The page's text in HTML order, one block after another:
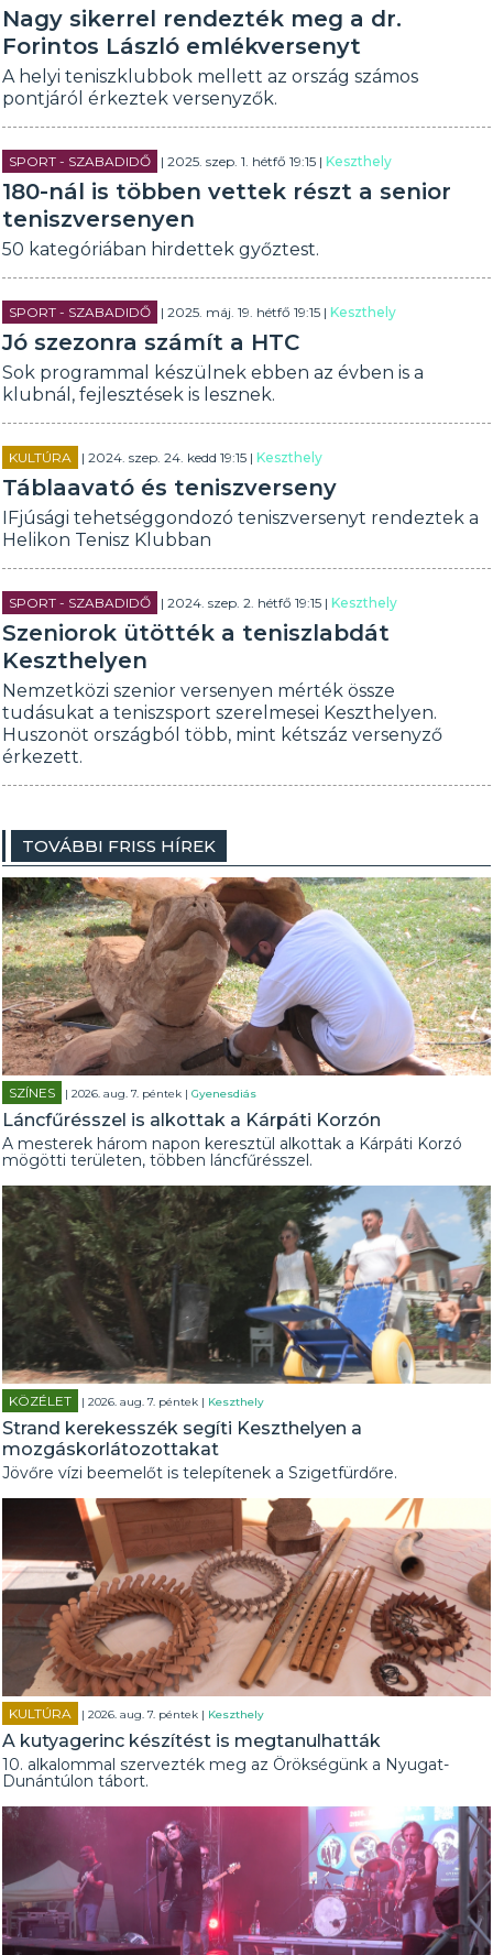
Nagy sikerrel rendezték meg a dr.
Forintos László emlékversenyt
A helyi teniszklubbok mellett az ország számos
pontjáról érkeztek versenyzők.
SPORT - SZABADIDŐ | 2025. szep. 1. hétfő 19:15 |Keszthely
180-nál is többen vettek részt a senior
teniszversenyen
50 kategóriában hirdettek győztest.
SPORT - SZABADIDŐ | 2025. máj. 19. hétfő 19:15 |Keszthely
Jó szezonra számít a HTC
Sok programmal készülnek ebben az évben is a
klubnál, fejlesztések is lesznek.
KULTÚRA | 2024. szep. 24. kedd 19:15 |Keszthely
Táblaavató és teniszverseny
IFjúsági tehetséggondozó teniszversenyt rendeztek a
Helikon Tenisz Klubban
SPORT - SZABADIDŐ | 2024. szep. 2. hétfő 19:15 |Keszthely
Szeniorok ütötték a teniszlabdát
Keszthelyen
Nemzetközi szenior versenyen mérték össze
tudásukat a teniszsport szerelmesei Keszthelyen.
Huszonöt országból több, mint kétszáz versenyző
érkezett.
TOVÁBBI FRISS HÍREK
SZÍNES | 2026. aug. 7. péntek |Gyenesdiás
Láncfűrésszel is alkottak a Kárpáti Korzón
A mesterek három napon keresztül alkottak a Kárpáti Korzó
mögötti területen, többen láncfűrésszel.
KÖZÉLET | 2026. aug. 7. péntek | Keszthely
Strand kerekesszék segíti Keszthelyen a
mozgáskorlátozottakat
Jövőre vízi beemelőt is telepítenek a Szigetfürdőre.
KULTÚRA | 2026. aug. 7. péntek | Keszthely
A kutyagerinc készítést is megtanulhatták
10. alkalommal szervezték meg az Örökségünk a Nyugat-
Dunántúlon tábort.